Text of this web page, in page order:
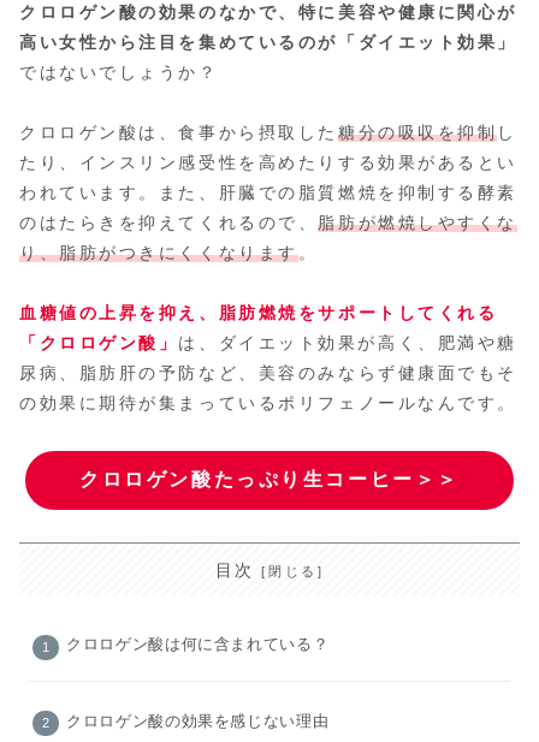
クロロゲン酸の効果のなかで、特に美容や健康に関心が
高い女性から注目を集めているのが「ダイエット効果」
ではないでしょうか？
クロロゲン酸は、食事から摂取した 糖分の吸収を抑制し
たり、インスリン感受性を高めたりする効果があるとい
われています。また、肝臓での脂質燃焼を抑制する酵素
のはたらきを抑えてくれるので、脂肪が燃焼しやすくな
り、脂肪がつきにくくなります。
血糖値の上昇を抑え、脂肪燃焼をサポートしてくれる
「クロロゲン酸 」 は、ダイエット効果が高く、肥満や糖
尿病、脂肪肝の予防など、美容のみならず健康面でもそ
の効果に期待が集まっているポリフェノールなんです。
クロロゲン酸たっぷり生コーヒー＞＞
目次
クロロゲン酸は何に含まれている？
クロロゲン酸の効果を感じない理由